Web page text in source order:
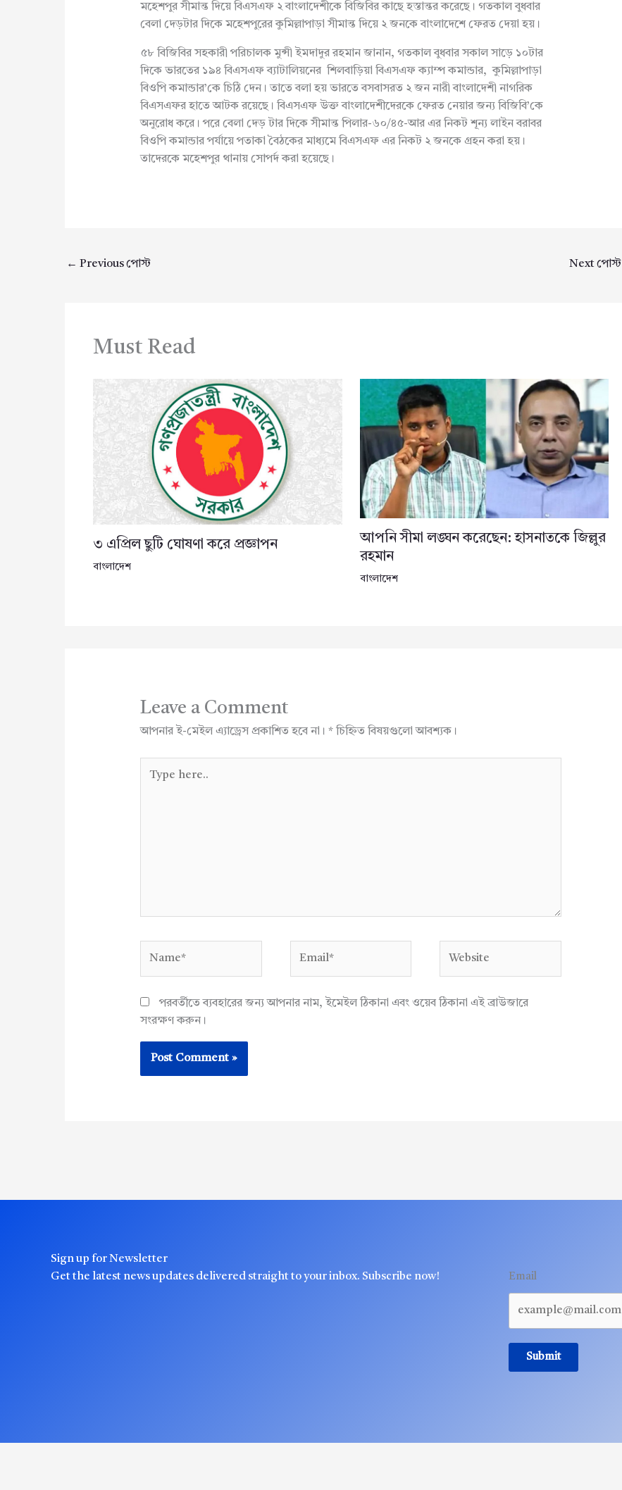
মহেশপুর সীমান্ত দিয়ে বিএসএফ ২ বাংলাদেশীকে বিজিবির কাছে হস্তান্তর করেছে। গতকাল বুধবার
বেলা দেড়টার দিকে মহেশপুরের কুমিল্লাপাড়া সীমান্ত দিয়ে ২ জনকে বাংলাদেশে ফেরত দেয়া হয়।
৫৮ বিজিবির সহকারী পরিচালক মুন্সী ইমদাদুর রহমান জানান, গতকাল বুধবার সকাল সাড়ে ১০টার
দিকে ভারতের ১৯৪ বিএসএফ ব্যাটালিয়নের শিলবাড়িয়া বিএসএফ ক্যাম্প কমান্ডার, কুমিল্লাপাড়া
বিওপি কমান্ডার’কে চিঠি দেন। তাতে বলা হয় ভারতে বসবাসরত ২ জন নারী বাংলাদেশী নাগরিক
বিএসএফর হাতে আটক রয়েছে। বিএসএফ উক্ত বাংলাদেশীদেরকে ফেরত নেয়ার জন্য বিজিবি’কে
অনুরোধ করে। পরে বেলা দেড় টার দিকে সীমান্ত পিলার-৬০/৪৫-আর এর নিকট শূন্য লাইন বরাবর
বিওপি কমান্ডার পর্যায়ে পতাকা বৈঠকের মাধ্যমে বিএসএফ এর নিকট ২ জনকে গ্রহন করা হয়।
তাদেরকে মহেশপুর থানায় সোপর্দ করা হয়েছে।
← Previous পোস্ট Next পোস্ট
Must Read
৩ এপ্রিল ছুটি ঘোষণা করে প্রজ্ঞাপন
বাংলাদেশ
আপনি সীমা লঙ্ঘন করেছেন: হাসনাতকে জিল্লুর
রহমান
বাংলাদেশ
Leave a Comment
আপনার ই-মেইল এ্যাড্রেস প্রকাশিত হবে না। *চিহ্নিত বিষয়গুলো আবশ্যক।
here..
পরবর্তীতে ব্যবহারের জন্য আপনার নাম, ইমেইল ঠিকানা এবং ওয়েব ঠিকানা এই ব্রাউজারে
সংরক্ষণ করুন।
Sign up for Newsletter
Get the latest news updates delivered straight to your inbox. Subscribe now!
Email
Submit